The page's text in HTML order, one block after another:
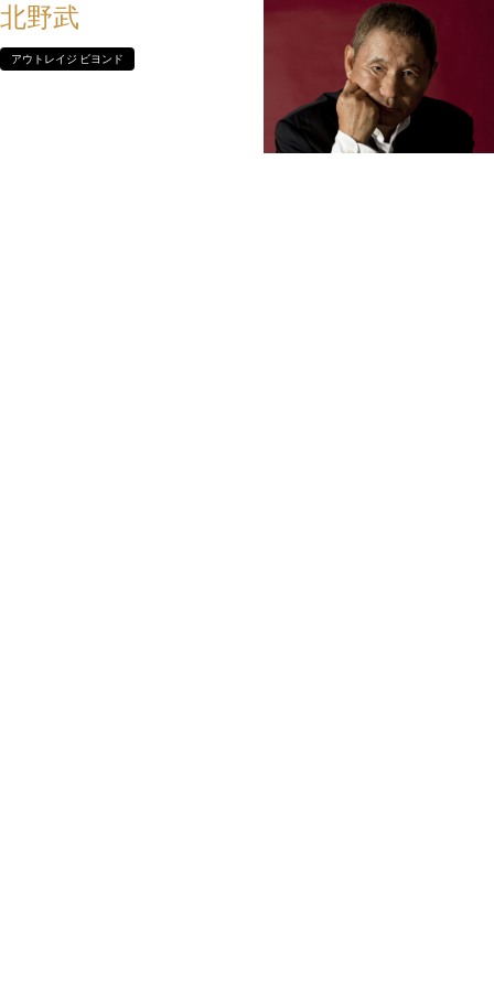
北野武
アウトレイジ ビヨンド